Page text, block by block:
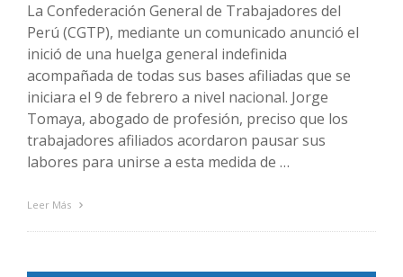
La Confederación General de Trabajadores del
Perú (CGTP), mediante un comunicado anunció el
inició de una huelga general indefinida
acompañada de todas sus bases afiliadas que se
iniciara el 9 de febrero a nivel nacional. Jorge
Tomaya, abogado de profesión, preciso que los
trabajadores afiliados acordaron pausar sus
labores para unirse a esta medida de …
Leer Más